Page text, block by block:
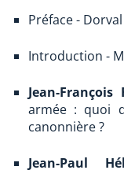
Préface -
Introduction -
Jean-François
armée : quoi
canonnière ?
Jean-Paul